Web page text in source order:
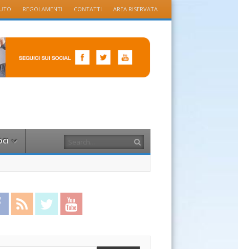
REGOLAMENTI CONTATTI AREA RISERVATA
Search
Facebook RSS Feed Twitter